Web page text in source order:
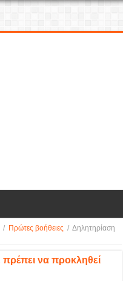
/ Πρώτες βοήθειες / Δηλητηρίαση
να προκληθεί